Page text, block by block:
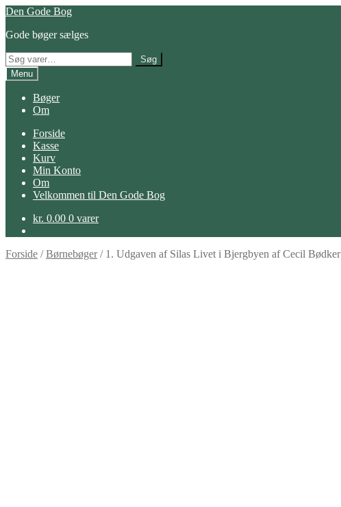
Spring
navigation
Spring
indhold
Den Gode Bog
Gode bøger sælges
Søg
efter:
Søg
Menu
Bøger
Om
Forside
Kasse
Kurv
Min Konto
Om
Velkommen til Den Gode Bog
kr. 0.00 0 varer
Forside /Børnebøger/ 1. Udgaven af Silas Livet i Bjergbyen af Cecil Bødker